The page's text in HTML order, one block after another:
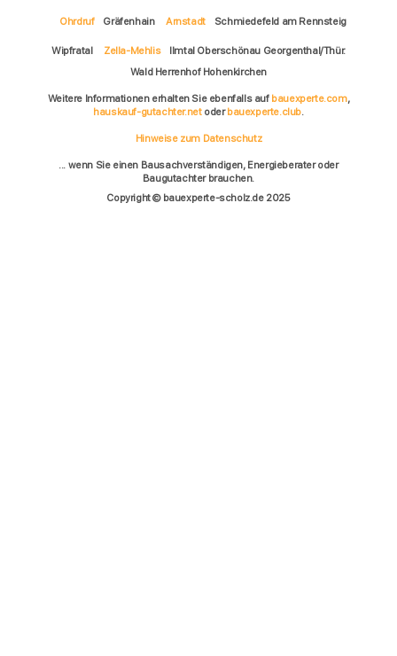
Ohrdruf Gräfenhain Arnstadt Schmiedefeld am Rennsteig
Wipfratal Zella-Mehlis
Ilmtal Oberschönau Georgenthal/Thür.
Wald Herrenhof Hohenkirchen
Weitere Informationen erhalten Sie ebenfalls auf bauexperte.com,
hauskauf-gutachter.netoderbauexperte.club.
Hinweise zum Datenschutz
... wenn Sie einen Bausachverständigen, Energieberater oder
Baugutachter brauchen.
Copyright © bauexperte-scholz.de 2025